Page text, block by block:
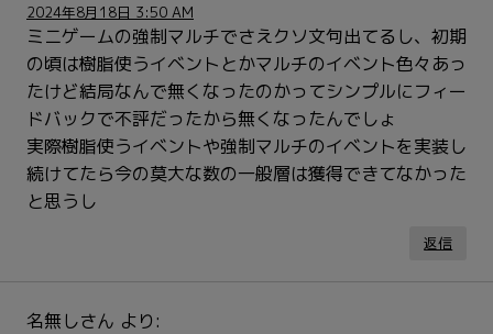
2024年8月18日 3:50 AM
ミニゲームの強制マルチでさえクソ文句出てるし、初期
の頃は樹脂使うイベントとかマルチのイベント色々あっ
たけど結局なんで無くなったのかってシンプルにフィー
ドバックで不評だったから無くなったんでしょ
実際樹脂使うイベントや強制マルチのイベントを実装し
続けてたら今の莫大な数の一般層は獲得できてなかった
と思うし
返信
名無しさん より: